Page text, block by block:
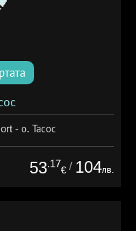
- о. Тасос
53.17
€ / 104лв.